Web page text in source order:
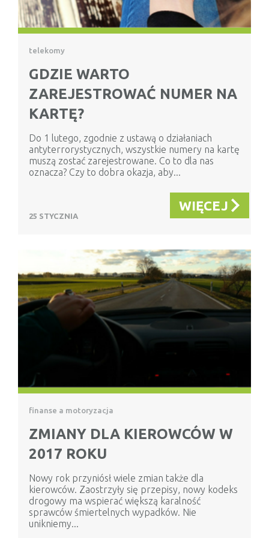
telekomy
GDZIE WARTO
ZAREJESTROWAĆ NUMER NA
KARTĘ?
Do 1 lutego, zgodnie z ustawą o działaniach
antyterrorystycznych, wszystkie numery na kartę
muszą zostać zarejestrowane. Co to dla nas
oznacza? Czy to dobra okazja, aby...
25 STYCZNIA
WIĘCEJ
finanse a motoryzacja
ZMIANY DLA KIEROWCÓW W
2017 ROKU
Nowy rok przyniósł wiele zmian także dla
kierowców. Zaostrzyły się przepisy, nowy kodeks
drogowy ma wspierać większą karalność
sprawców śmiertelnych wypadków. Nie
unikniemy...